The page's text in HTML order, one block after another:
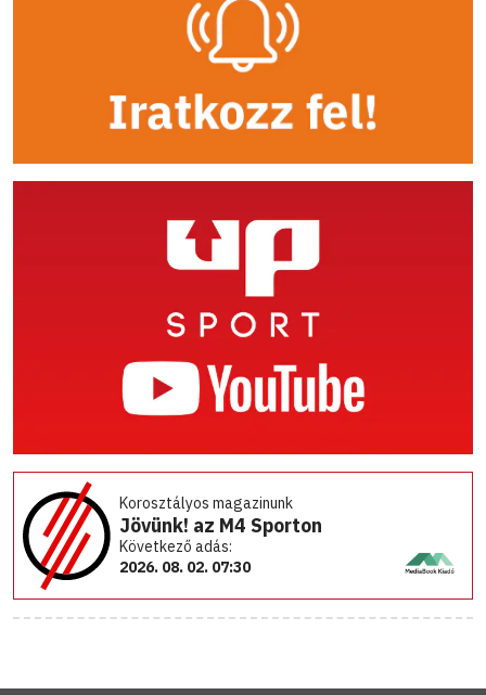
Korosztályos magazinunk
Jövünk! az M4 Sporton
Következő adás:
2026. 08. 02. 07:30